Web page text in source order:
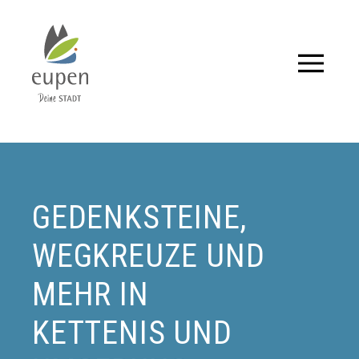
Events
Aktuelles
für
Eupen
und
Umgebung.
GEDENKSTEINE,
WEGKREUZE UND
MEHR IN
KETTENIS UND